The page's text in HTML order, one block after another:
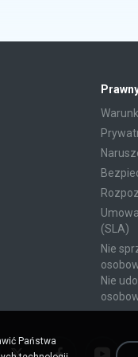
(SLA)
Nie
Nie
Państwa